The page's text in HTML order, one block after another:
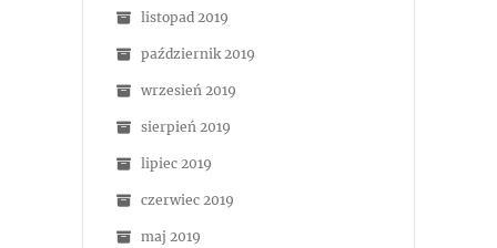
listopad 2019
październik 2019
wrzesień 2019
sierpień 2019
lipiec 2019
czerwiec 2019
maj 2019